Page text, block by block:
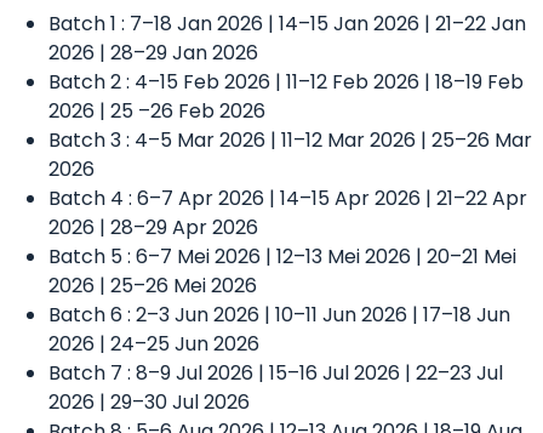
Batch 1 : 7–18 Jan 2026 | 14–15 Jan 2026 | 21–22 Jan
2026 | 28–29 Jan 2026
Batch 2 : 4–15 Feb 2026 | 11–12 Feb 2026 | 18–19 Feb
2026 | 25 –26 Feb 2026
Batch 3 : 4–5 Mar 2026 | 11–12 Mar 2026 | 25–26 Mar
2026
Batch 4 : 6–7 Apr 2026 | 14–15 Apr 2026 | 21–22 Apr
2026 | 28–29 Apr 2026
Batch 5 : 6–7 Mei 2026 | 12–13 Mei 2026 | 20–21 Mei
2026 | 25–26 Mei 2026
Batch 6 : 2–3 Jun 2026 | 10–11 Jun 2026 | 17–18 Jun
2026 | 24–25 Jun 2026
Batch 7 : 8–9 Jul 2026 | 15–16 Jul 2026 | 22–23 Jul
2026 | 29–30 Jul 2026